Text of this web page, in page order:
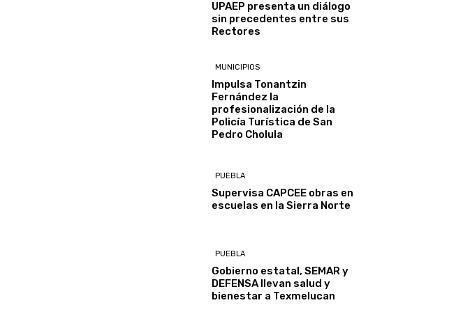
UPAEP presenta un diálogo
sin precedentes entre sus
Rectores
MUNICIPIOS
Impulsa Tonantzin
Fernández la
profesionalización de la
Policía Turística de San
Pedro Cholula
PUEBLA
Supervisa CAPCEE obras en
escuelas en la Sierra Norte
PUEBLA
Gobierno estatal, SEMAR y
DEFENSA llevan salud y
bienestar a Texmelucan